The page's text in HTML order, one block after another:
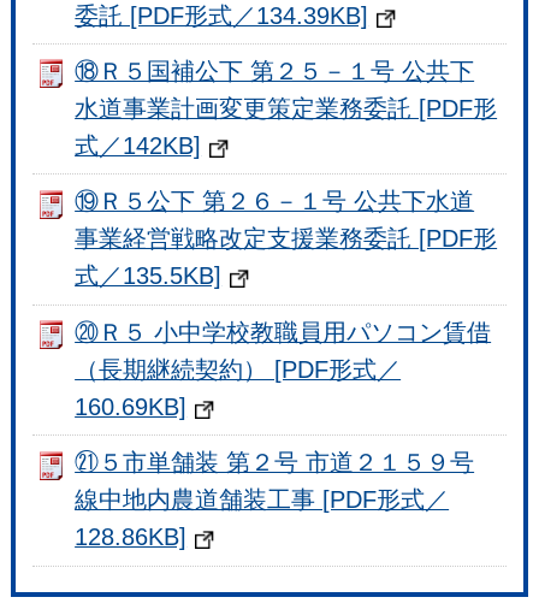
委託 [PDF形式／134.39KB]
⑱Ｒ５国補公下 第２５－１号 公共下
水道事業計画変更策定業務委託 [PDF形
式／142KB]
⑲Ｒ５公下 第２６－１号 公共下水道
事業経営戦略改定支援業務委託 [PDF形
式／135.5KB]
⑳Ｒ５ 小中学校教職員用パソコン賃借
（長期継続契約） [PDF形式／
160.69KB]
㉑５市単舗装 第２号 市道２１５９号
線中地内農道舗装工事 [PDF形式／
128.86KB]